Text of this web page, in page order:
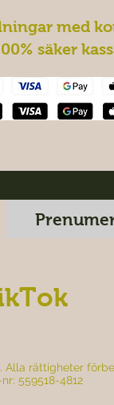
med
säker
Alla rättigheter
559518-4812